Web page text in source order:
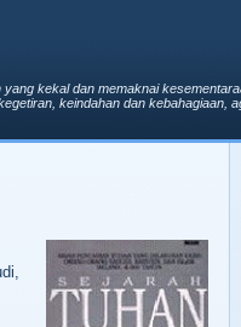
kekal dan memaknai
keindahan dan kebahagiaan,